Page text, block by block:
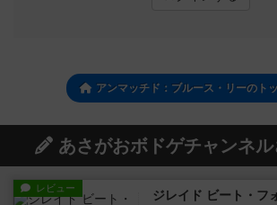
アンマッチド：ブルース・リーのト
あさがおボドゲチャンネ
レビュー ジレイド ビート・フ